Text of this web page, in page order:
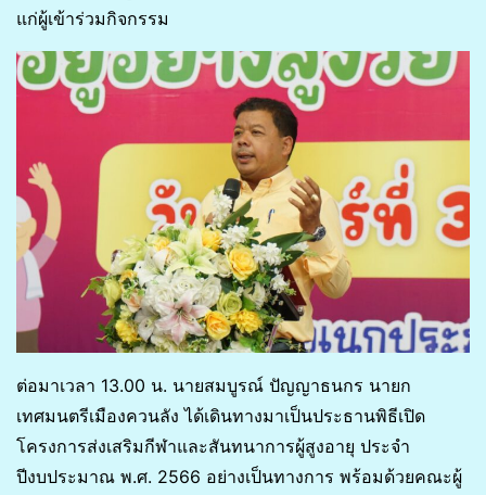
แก่ผู้เข้าร่วมกิจกรรม
ต่อมาเวลา 13.00 น. นายสมบูรณ์ ปัญญาธนกร นายก
เทศมนตรีเมืองควนลัง ได้เดินทางมาเป็นประธานพิธีเปิด
โครงการส่งเสริมกีฬาและสันทนาการผู้สูงอายุ ประจำ
ปีงบประมาณ พ.ศ. 2566 อย่างเป็นทางการ พร้อมด้วยคณะผู้